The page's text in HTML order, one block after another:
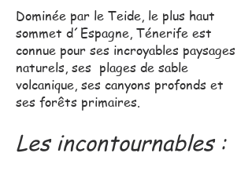
Dominée par le Teide, le plus haut
sommet d´Espagne, Ténerife est
connue pour ses incroyables paysages
naturels, ses plages de sable
volcanique, ses canyons profonds et
ses forêts primaires.
Les incontournables :